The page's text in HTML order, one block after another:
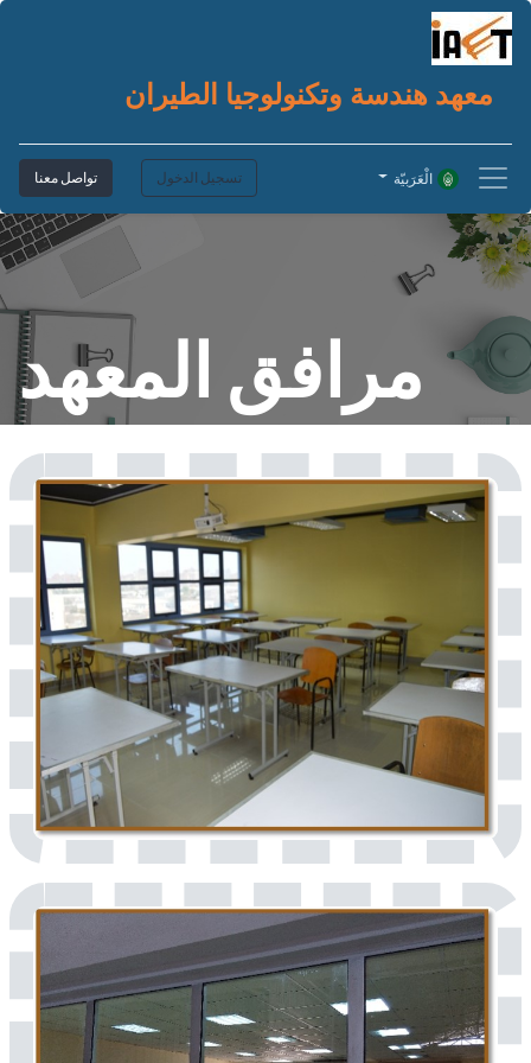
معهد هندسة وتكنولوجيا الطيران
تسجيل الدخول تواصل معنا الْعَرَبيّة
مرافق المعهد